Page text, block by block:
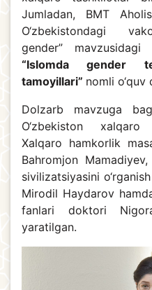
Jumladan, BMT
O‘zbekistondagi
gender”
“Islomda gender
tamoyillari” nomli o‘quv
Dolzarb mavzuga
O‘zbekiston
Xalqaro hamkorlik
Bahromjon
sivilizatsiyasini
Mirodil Haydarov
fanlari doktori
yaratilgan.